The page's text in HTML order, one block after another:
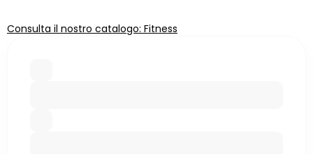
Consulta il nostro catalogo: Fitness